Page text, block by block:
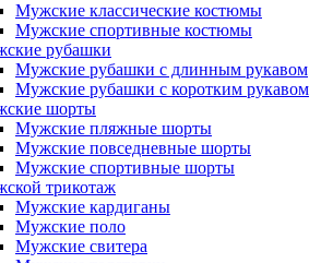
Мужские классические костюмы
Мужские спортивные костюмы
рубашки
Мужские рубашки с длинным рукавом
Мужские рубашки с коротким рукавом
шорты
Мужские пляжные шорты
Мужские повседневные шорты
Мужские спортивные шорты
трикотаж
Мужские кардиганы
Мужские поло
Мужские свитера